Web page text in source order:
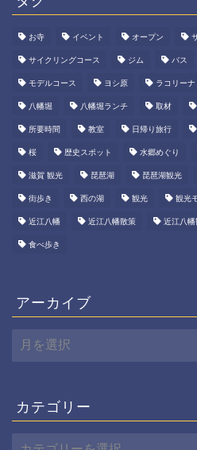
お寺 イベント オープン
サイクリングコース ジム バス
モデルコース ヨシ原 ラコリーナ
八幡堀 八幡堀ランチ 取材
所要時間 教室 日帰り旅行
桜 歴史スポット 水郷めぐり
滋賀 観光 琵琶湖 琵琶湖観光
街歩き 西の湖 観光 観光
近江八幡 近江八幡散策 近江八幡
食べ歩き
アーカイブ
ー
ブ
カテゴリー